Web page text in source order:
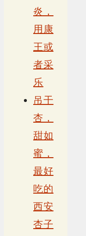
炎，
用康
王或
者采
乐
吊干
杏，
甜如
蜜，
最好
吃的
西安
杏子